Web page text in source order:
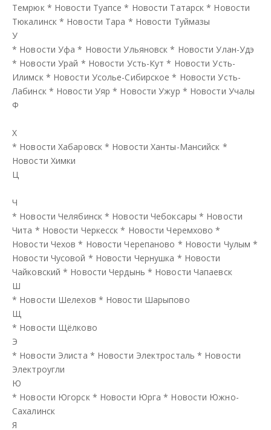
Темрюк * Новости Туапсе * Новости Татарск * Новости
Тюкалинск * Новости Тара * Новости Туймазы
У
* Новости Уфа * Новости Ульяновск * Новости Улан-Удэ
* Новости Урай * Новости Усть-Кут * Новости Усть-
Илимск * Новости Усолье-Сибирское * Новости Усть-
Лабинск * Новости Уяр * Новости Ужур * Новости Учалы
Ф
Х
* Новости Хабаровск * Новости Ханты-Мансийск *
Новости Химки
Ц
Ч
* Новости Челябинск * Новости Чебоксары * Новости
Чита * Новости Черкесск * Новости Черемхово *
Новости Чехов * Новости Черепаново * Новости Чулым *
Новости Чусовой * Новости Чернушка * Новости
Чайковский * Новости Чердынь * Новости Чапаевск
Ш
* Новости Шелехов * Новости Шарыпово
Щ
* Новости Щёлково
Э
* Новости Элиста * Новости Электросталь * Новости
Электроугли
Ю
* Новости Югорск * Новости Юрга * Новости Южно-
Сахалинск
Я